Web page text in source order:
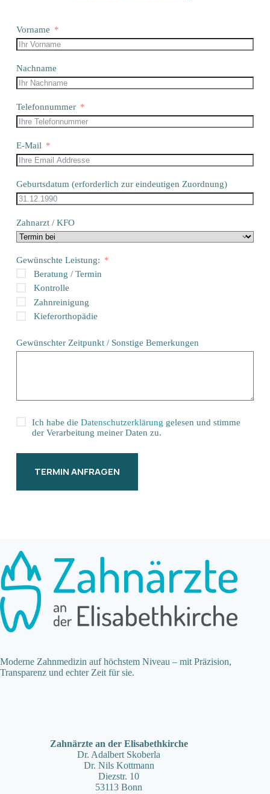
Vorname
Nachname
Telefonnummer
E-Mail
Geburtsdatum (erforderlich zur eindeutigen Zuordnung)
Zahnarzt / KFO
Gewünschte Leistung:
Beratung / Termin
Kontrolle
Zahnreinigung
Kieferorthopädie
Gewünschter Zeitpunkt / Sonstige Bemerkungen
Ich habe die Datenschutzerklärung gelesen und stimme
der Verarbeitung meiner Daten zu.
TERMIN ANFRAGEN
Moderne Zahnmedizin auf höchstem Niveau – mit Präzision,
Transparenz und echter Zeit für sie.
Zahnärzte an der Elisabethkirche
Dr. Adalbert Skoberla
Dr. Nils Kottmann
Diezstr. 10
53113 Bonn